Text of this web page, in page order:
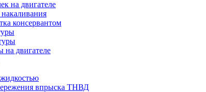
на двигателе
консервантом
на двигателе
впрыска ТНВД